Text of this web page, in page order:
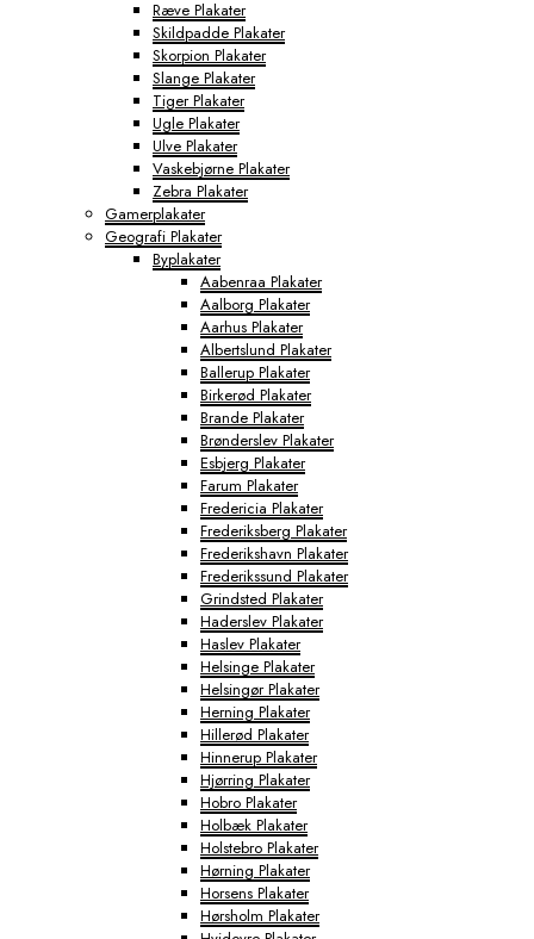
Ræve Plakater
Skildpadde Plakater
Skorpion Plakater
Slange Plakater
Tiger Plakater
Ugle Plakater
Ulve Plakater
Vaskebjørne Plakater
Zebra Plakater
Gamerplakater
Geografi Plakater
Byplakater
Aabenraa Plakater
Aalborg Plakater
Aarhus Plakater
Albertslund Plakater
Ballerup Plakater
Birkerød Plakater
Brande Plakater
Brønderslev Plakater
Esbjerg Plakater
Farum Plakater
Fredericia Plakater
Frederiksberg Plakater
Frederikshavn Plakater
Frederikssund Plakater
Grindsted Plakater
Haderslev Plakater
Haslev Plakater
Helsinge Plakater
Helsingør Plakater
Herning Plakater
Hillerød Plakater
Hinnerup Plakater
Hjørring Plakater
Hobro Plakater
Holbæk Plakater
Holstebro Plakater
Hørning Plakater
Horsens Plakater
Hørsholm Plakater